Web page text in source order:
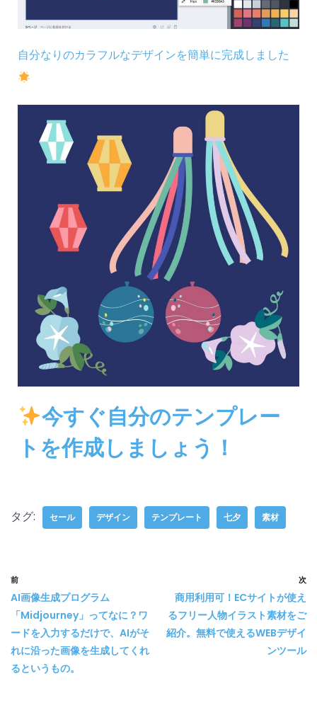
自分なりのカラフルなデザインを簡単に完成しました
今すぐ自分のテンプレー
トを作成しましょう！
タグ: セール デザイン テンプレート 七夕 素材
前
AI画像生成プログラム
「Midjourney」ってなに？ワ
ードを入力するだけで、AIがそ
れに沿った画像を生成してくれ
るというもの。
次
商用利用可！ECサイトが使え
るフリー人物イラスト素材をご
紹介。無料で使えるWEBデザイ
ンツール